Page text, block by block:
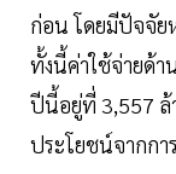
ก่อน โดยมีปัจจัย
ทั้งนี้ค่าใช้จ่ายด้า
ปีนี้อยู่ที่ 3,557 ล้
ประโยชน์จากกา